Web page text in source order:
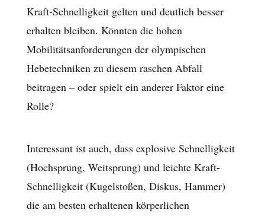
Kraft-Schnelligkeit gelten und deutlich besser
erhalten bleiben. Könnten die hohen
Mobilitätsanforderungen der olympischen
Hebetechniken zu diesem raschen Abfall
beitragen – oder spielt ein anderer Faktor eine
Rolle?
Interessant ist auch, dass explosive Schnelligkeit
(Hochsprung, Weitsprung) und leichte Kraft-
Schnelligkeit (Kugelstoßen, Diskus, Hammer)
die am besten erhaltenen körperlichen